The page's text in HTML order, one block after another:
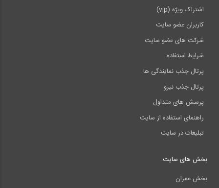
اشتراک ویژه (vip)
کاربران عضو سایت
شرکت های عضو سایت
شرایط استفاده
پرتال جذب نمایندگی ها
پرتال جذب نیرو
پرسش های متداول
راهنمای استفاده از سایت
تبلیغات در سایت
بخش های سایت
بخش عمران